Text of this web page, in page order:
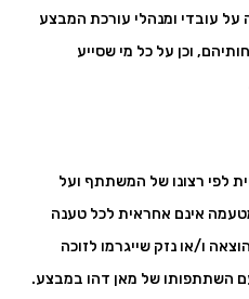
עובדי ומנהלי עורכת המבצע
וכן על כל מי שסייע
לפי רצונו של המשתתף ועל
אינם אחראית לכל טענה
ו/או נזק שייגרמו לזוכה
השתתפותו של מאן דהו במבצע.